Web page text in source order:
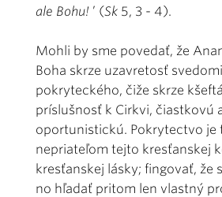
ale Bohu! ’ (Sk 5, 3 - 4).
Mohli by sme povedať, že
Boha skrze uzavretosť
pokryteckého, čiže skrze
príslušnosť k Cirkvi, čiastkovú
oportunistickú. Pokrytectvo je
nepriateľom tejto kresťanskej
kresťanskej lásky; fingovať, že
no hľadať pritom len vlastný